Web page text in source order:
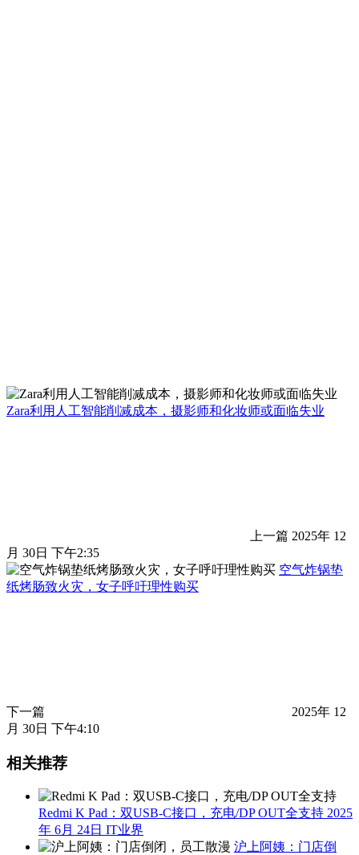
Zara利用人工智能削减成本，摄影师和化妆师或面临失业
上一篇 2025年 12
月 30日 下午2:35
空气炸锅垫
纸烤肠致火灾，女子呼吁理性购买
下一篇
2025年 12
月 30日 下午4:10
相关推荐
Redmi K Pad：双USB-C接口，充电/DP OUT全支持 2025
年 6月 24日 IT业界
沪上阿姨：门店倒